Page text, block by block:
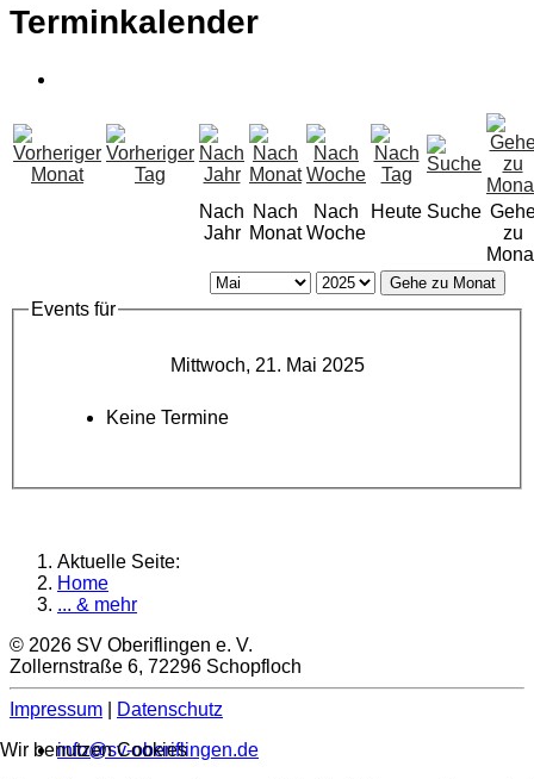
Terminkalender
Nach
Jahr
Nach
Monat
Nach
Woche
Heute Suche
zu
Gehe zu Monat
Events für
Mittwoch, 21. Mai 2025
Keine Termine
Aktuelle Seite:
Home
... & mehr
© 2026 SV Oberiflingen e. V.
Zollernstraße 6, 72296 Schopfloch
Impressum
Datenschutz
info@sv-oberiflingen.de
Wir benutzen Cookies